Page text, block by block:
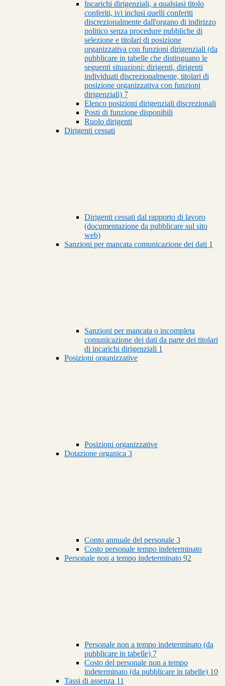
Incarichi dirigenziali, a qualsiasi titolo
conferiti, ivi inclusi quelli conferiti
discrezionalmente dall'organo di indirizzo
politico senza procedure pubbliche di
selezione e titolari di posizione
organizzativa con funzioni dirigenziali (da
pubblicare in tabelle che distinguano le
seguenti situazioni: dirigenti, dirigenti
individuati discrezionalmente, titolari di
posizione organizzativa con funzioni
dirigenziali) 7
Elenco posizioni dirigenziali discrezionali
Posti di funzione disponibili
Ruolo dirigenti
Dirigenti cessati
Dirigenti cessati dal rapporto di lavoro
(documentazione da pubblicare sul sito
web)
Sanzioni per mancata comunicazione dei dati 1
Sanzioni per mancata o incompleta
comunicazione dei dati da parte dei titolari
di incarichi dirigenziali 1
Posizioni organizzative
Posizioni organizzative
Dotazione organica 3
Conto annuale del personale 3
Costo personale tempo indeterminato
Personale non a tempo indeterminato 92
Personale non a tempo indeterminato (da
pubblicare in tabelle) 7
Costo del personale non a tempo
indeterminato (da pubblicare in tabelle) 10
Tassi di assenza 11